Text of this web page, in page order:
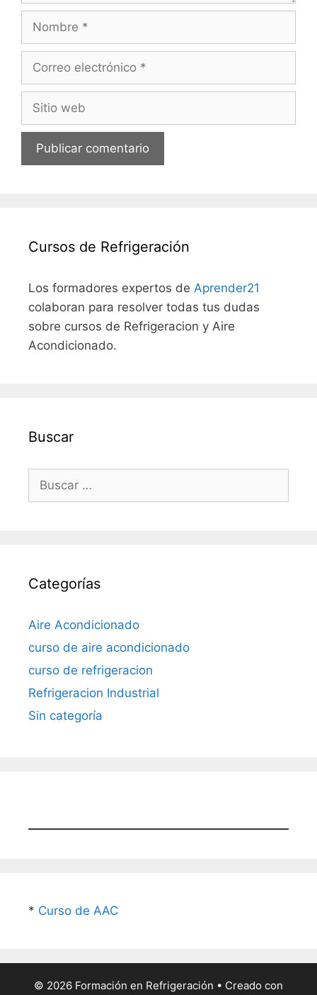
Nombre
Correo
Sitio
Cursos de Refrigeración
Los formadores expertos de Aprender21
colaboran para resolver todas tus dudas
sobre cursos de Refrigeracion y Aire
Acondicionado.
Buscar
Buscar:
Categorías
Aire Acondicionado
curso de aire acondicionado
curso de refrigeracion
Refrigeracion Industrial
Sin categoría
* Curso de AAC
© 2026 Formación en Refrigeración • Creado con